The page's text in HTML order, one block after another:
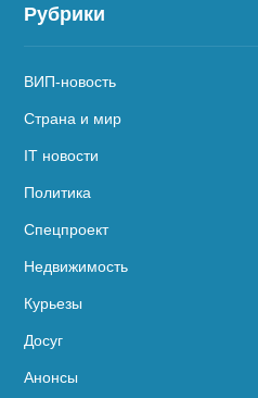
Рубрики
ВИП-новость
Страна и мир
IT новости
Политика
Спецпроект
Недвижимость
Курьезы
Досуг
Анонсы